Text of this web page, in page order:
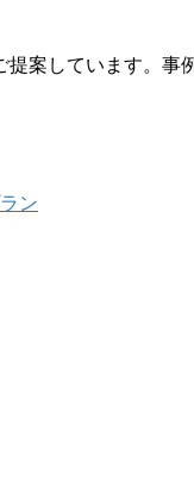
案しています。事
ン